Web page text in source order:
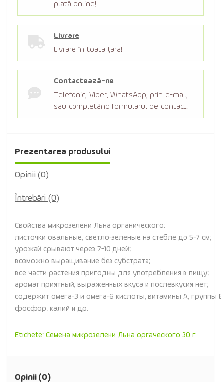
plată online!
Livrare
Livrare în toată țara!
Contactează-ne
Telefonic, Viber, WhatsApp, prin e-mail,
sau completând formularul de contact!
Prezentarea produsului
Opinii (0)
Întrebări (0)
Свойства микрозелени Льна органического:
листочки овальные, светло-зеленые на стебле до 5-7 см;
урожай срывают через 7-10 дней;
возможно выращивание без субстрата;
все части растения пригодны для употребления в пищу;
аромат приятный, выраженных вкуса и послевкусия нет;
содержит омега-3 и омега-6 кислоты, витамины A, группы
фосфор, калий и др.
Etichete: Семена микрозелени Льна оргаческого 30 г
Opinii (0)